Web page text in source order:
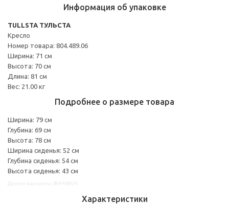
Информация об упаковке
TULLSTA ТУЛЬСТА
Кресло
Номер товара: 804.489.06
Ширина: 71 см
Высота: 70 см
Длина: 81 см
Вес: 21.00 кг
Подробнее о размере товара
Ширина: 79 см
Глубина: 69 см
Высота: 78 см
Ширина сиденья: 52 см
Глубина сиденья: 54 см
Высота сиденья: 43 см
Характеристики